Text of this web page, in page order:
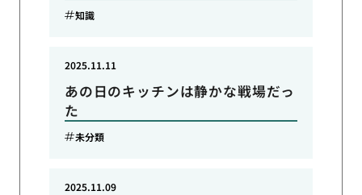
知識
あの日のキッチンは静かな戦場だっ
た
2025.11.11
未分類
2025.11.09